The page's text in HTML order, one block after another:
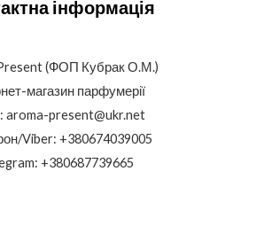
інформація
(ФОП Кубрак О.М.)
магазин парфумерії
aroma-present@ukr.net
Viber: +380674039005
+380687739665